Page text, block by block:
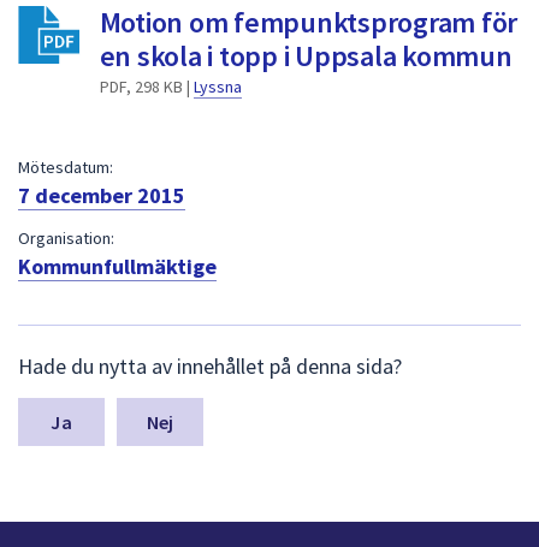
för
att
Motion om fempunktsprogram för
en skola i topp i Uppsala kommun
PDF, 298 KB | Lyssna
Mötesdatum:
7 december 2015
Organisation:
Kommunfullmäktige
ä
m
a
n
Hade du nytta av innehållet på denna sida?
Nej